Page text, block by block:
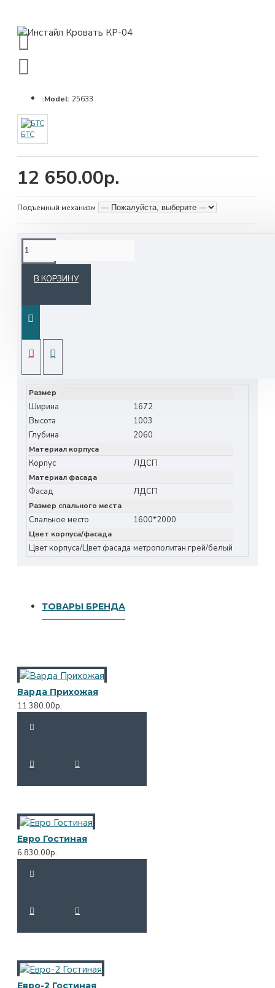
12 650.00р.
Model: 25633
БТС
Подъемный механизм
В КОРЗИНУ
это кровать Инстайл.
Использование белого цвета в каркасе
придает модели легкости и позволяет
часть изголовья выполнена в цвете
метрополитан грей,
данный цвет является отличительной чертой
модульной коллекции мебели Инстайл.
ХАРАКТЕРИСТИКИ
Размер
Ширина
1672
Высота
1003
Глубина
2060
Материал корпуса
Корпус ЛДСП
Материал фасада
Фасад ЛДСП
Размер спального места
Спальное место 1600*2000
Цвет корпуса/фасада
Цвет корпуса/Цвет фасада метрополитан грей/белый
ТОВАРЫ БРЕНДА
Варда Прихожая
11 380.00р.
Евро Гостиная
6 830.00р.
Евро-2 Гостиная